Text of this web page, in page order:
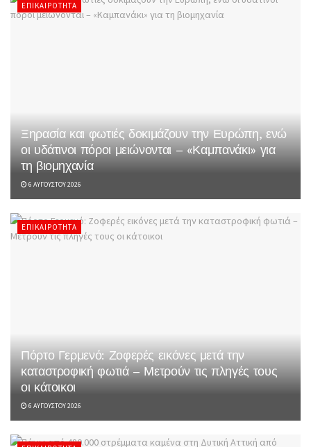
ΕΠΙΚΑΙΡΌΤΗΤΑ
Ξηρασία και φωτιές δοκιμάζουν την Ευρώπη, ενώ
οι υδάτινοι πόροι μειώνονται – «Καμπανάκι» για
τη βιομηχανία
6 ΑΥΓΟΎΣΤΟΥ 2026
ΕΠΙΚΑΙΡΌΤΗΤΑ
Πόρτο Γερμενό: Ζοφερές εικόνες μετά την
καταστροφική φωτιά – Μετρούν τις πληγές τους
οι κάτοικοι
6 ΑΥΓΟΎΣΤΟΥ 2026